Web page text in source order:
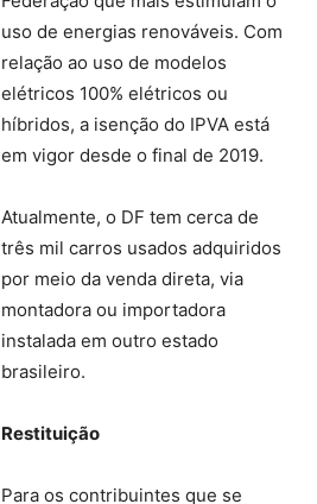
uso de energias renováveis. Com
relação ao uso de modelos
elétricos 100% elétricos ou
híbridos, a isenção do IPVA está
em vigor desde o final de 2019.
Atualmente, o DF tem cerca de
três mil carros usados adquiridos
por meio da venda direta, via
montadora ou importadora
instalada em outro estado
brasileiro.
Restituição
Para os contribuintes que se